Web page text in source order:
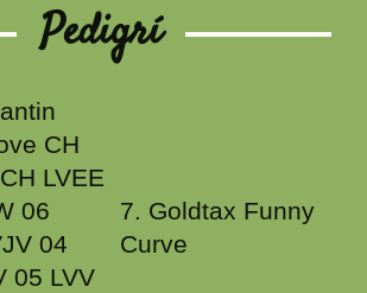
Pedigrí
CH
LVEE
06
04
05 LVV
7. Goldtax Funny
Curve